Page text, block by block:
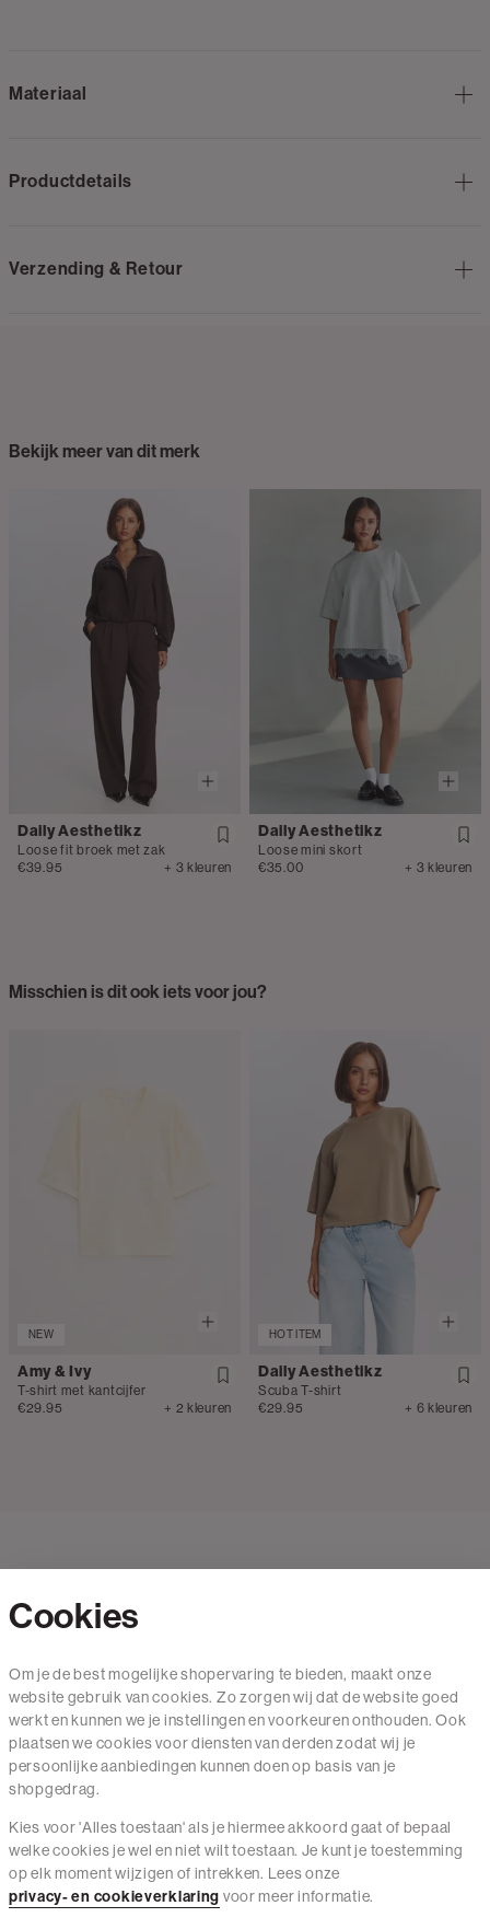
Materiaal
Productdetails
Verzending & Retour
Bekijk meer van dit merk
Daily Aesthetikz
Loose fit broek met zak
€39.95
+ 3 kleuren
Daily Aesthetikz
Loose mini skort
€35.00
+ 3 kleuren
Misschien is dit ook iets voor jou?
NEW
Amy & Ivy
T-shirt met kantcijfer
€29.95
+ 2 kleuren
HOT ITEM
Daily Aesthetikz
Scuba T-shirt
€29.95
+ 6 kleuren
Mail ons
020 - 3412 650
Van maandag t/m vrijdag van 8.30 uur tot 18.00 uur.
Service
Wij zijn The Sting
Cookies
Om je de best mogelijke shopervaring te bieden, maakt onze
website gebruik van cookies. Zo zorgen wij dat de website goed
werkt en kunnen we je instellingen en voorkeuren onthouden. Ook
plaatsen we cookies voor diensten van derden zodat wij je
persoonlijke aanbiedingen kunnen doen op basis van je
shopgedrag.
Kies voor 'Alles toestaan' als je hiermee akkoord gaat of bepaal
welke cookies je wel en niet wilt toestaan. Je kunt je toestemming
op elk moment wijzigen of intrekken. Lees onze
privacy- en cookieverklaring voor meer informatie.